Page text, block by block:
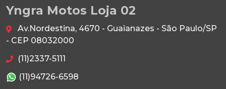
Yngra Motos Loja 02
Av.Nordestina, 4670 - Guaianazes - São Paulo/SP
- CEP 08032000
(11)2337-5111
(11)94726-6598